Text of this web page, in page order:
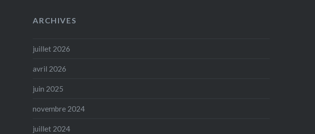
ARCHIVES
juillet 2026
avril 2026
juin 2025
novembre 2024
juillet 2024